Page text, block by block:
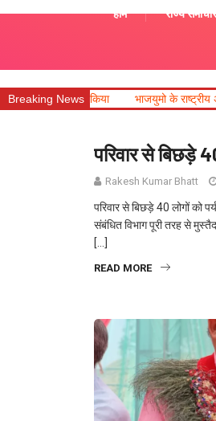
होम राज्य समाचार
Breaking Newsभाजयुमो के राष्ट्रीय अध्यक्ष तेजस्वी
परिवार से बिछड़े
Rakesh Kumar Bhatt
परिवार से बिछड़े 40 लोगों को
संबंधित विभाग पूरी तरह से
[…]
READ MORE